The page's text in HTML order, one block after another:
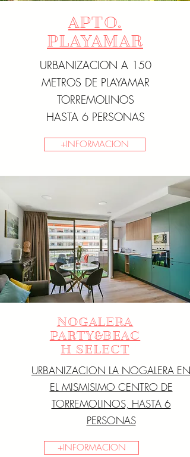
APTO.
PLAYAMAR
URBANIZACION A 150
METROS DE PLAYAMAR
TORREMOLINOS
HASTA 6 PERSONAS
+INFORMACION
NOGALERA
PARTY&BEAC
H SELECT
URBANIZACION LA NOGALERA EN
EL MISMISIMO CENTRO DE
TORREMOLINOS, HASTA 6
PERSONAS
+INFORMACION